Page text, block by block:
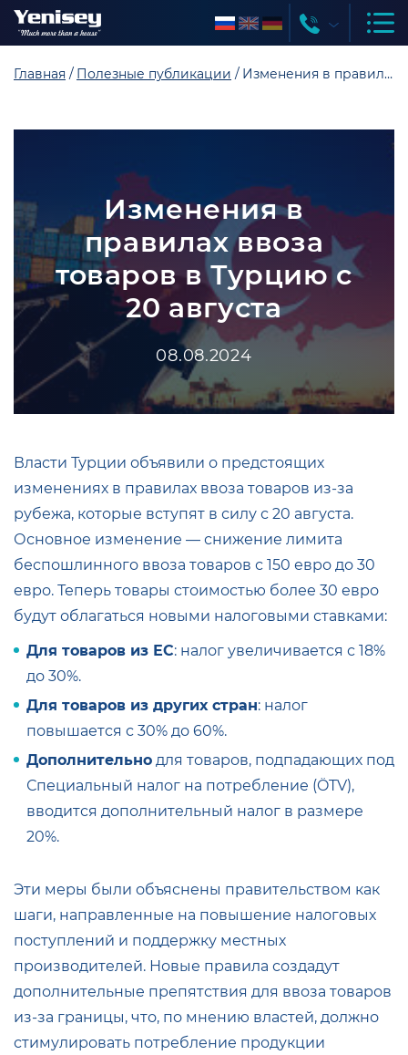
Главная Полезные публикации Изменения в правилах ввоза товаров в Турцию с 20 августа
Изменения в
правилах ввоза
товаров в Турцию с
20 августа
08.08.2024
Власти Турции объявили о предстоящих
изменениях в правилах ввоза товаров из-за
рубежа, которые вступят в силу с 20 августа.
Основное изменение — снижение лимита
беспошлинного ввоза товаров с 150 евро до 30
евро. Теперь товары стоимостью более 30 евро
будут облагаться новыми налоговыми ставками:
Для товаров из ЕС: налог увеличивается с 18%
до 30%.
Для товаров из других стран: налог
повышается с 30% до 60%.
Дополнительно для товаров, подпадающих под
Специальный налог на потребление (ÖTV),
вводится дополнительный налог в размере
20%.
Эти меры были объяснены правительством как
шаги, направленные на повышение налоговых
поступлений и поддержку местных
производителей. Новые правила создадут
дополнительные препятствия для ввоза товаров
из-за границы, что, по мнению властей, должно
стимулировать потребление продукции